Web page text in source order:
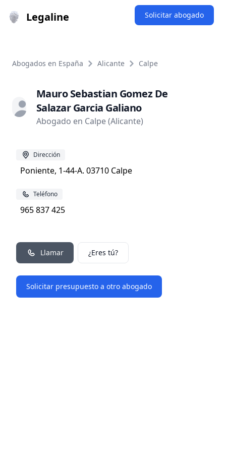
Legaline Solicitar abogado
Abogados en España Alicante Calpe
Mauro Sebastian Gomez De
Salazar Garcia Galiano
Abogado en Calpe (Alicante)
Dirección
Poniente, 1-44-A. 03710 Calpe
Teléfono
965 837 425
Llamar ¿Eres tú?
Solicitar presupuesto a otro abogado